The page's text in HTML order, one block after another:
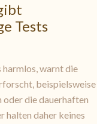
Tests
harmlos, warnt die
beispielsweise
die dauerhaften
halten daher keines